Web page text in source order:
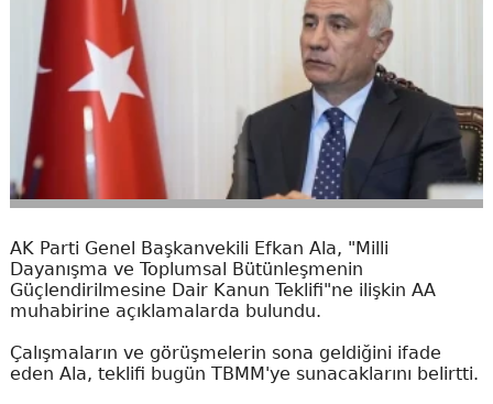
AK Parti Genel Başkanvekili Efkan Ala, "Milli
Dayanışma ve Toplumsal Bütünleşmenin
Güçlendirilmesine Dair Kanun Teklifi"ne ilişkin AA
muhabirine açıklamalarda bulundu.
Çalışmaların ve görüşmelerin sona geldiğini ifade
eden Ala, teklifi bugün TBMM'ye sunacaklarını belirtti.